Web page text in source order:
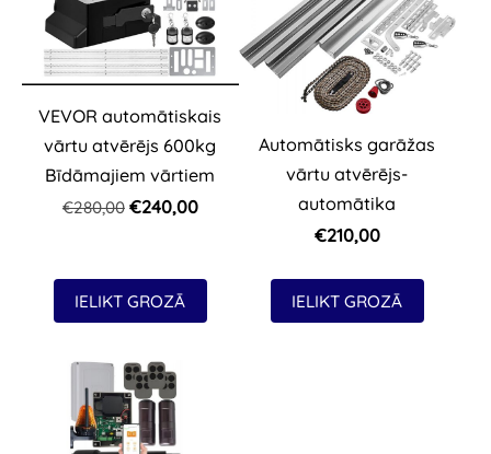
VEVOR automātiskais
vārtu atvērējs 600kg
Bīdāmajiem vārtiem
€280,00 €240,00
IELIKT GROZĀ
Automātisks garāžas
vārtu atvērējs-
automātika
€210,00
IELIKT GROZĀ